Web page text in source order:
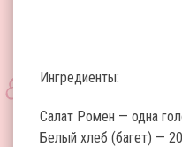
Ингредиенты:
Салат Ромен — одна
Белый хлеб (багет) —